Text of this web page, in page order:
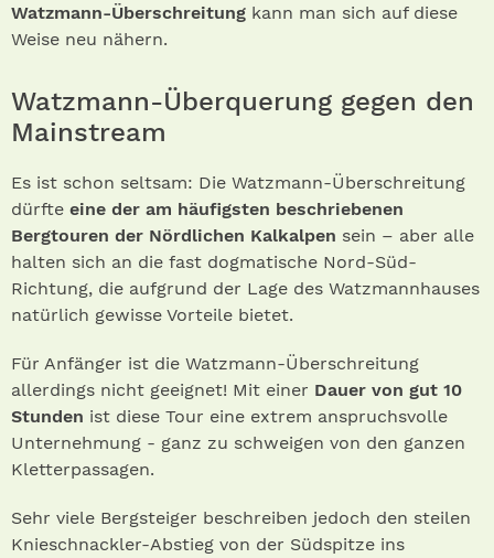
Watzmann-Überschreitung kann man sich auf diese
Weise neu nähern.
Watzmann-Überquerung gegen den
Mainstream
Es ist schon seltsam: Die Watzmann-Überschreitung
dürfte eine der am häufigsten beschriebenen
Bergtouren der Nördlichen Kalkalpen sein – aber alle
halten sich an die fast dogmatische Nord-Süd-
Richtung, die aufgrund der Lage des Watzmannhauses
natürlich gewisse Vorteile bietet.
Für Anfänger ist die Watzmann-Überschreitung
allerdings nicht geeignet! Mit einer Dauer von gut 10
Stunden ist diese Tour eine extrem anspruchsvolle
Unternehmung - ganz zu schweigen von den ganzen
Kletterpassagen.
Sehr viele Bergsteiger beschreiben jedoch den steilen
Knieschnackler-Abstieg von der Südspitze ins